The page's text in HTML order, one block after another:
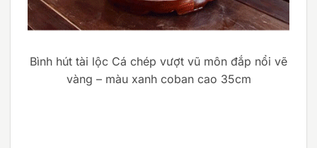
Bình hút tài lộc Cá chép vượt vũ môn đắp nổi vẽ
vàng – màu xanh coban cao 35cm